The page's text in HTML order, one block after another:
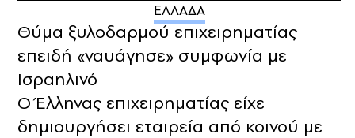
ΕΛΛΑΔΑ
Θύμα ξυλοδαρμού επιχειρηματίας
επειδή «ναυάγησε» συμφωνία με
Ισραηλινό
Ο Έλληνας επιχειρηματίας είχε
δημιουργήσει εταιρεία από κοινού με